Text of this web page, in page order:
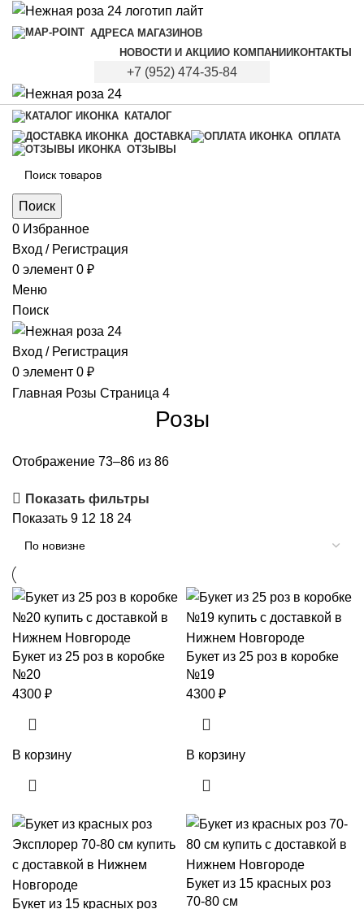
АДРЕСА МАГАЗИНОВ
НОВОСТИ И АКЦИИО КОМПАНИИ КОНТАКТЫ
+7 (952) 474-35-84
КАТАЛОГ
ДОСТАВКА
ОПЛАТА
ОТЗЫВЫ
Поиск
0 Избранное
Вход / Регистрация
0 элемент 0 ₽
Меню
Поиск
Вход / Регистрация
0 элемент 0 ₽
Главная Розы Страница 4
Розы
Отображение 73–86 из 86
Показать фильтры
Показать 9 12 18 24
Букет из 25 роз в коробке
№20
4300 ₽
В корзину
Букет из 25 роз в коробке
№19
4300 ₽
В корзину
Букет из 15 красных роз
Букет из 15 красных роз
70-80 см